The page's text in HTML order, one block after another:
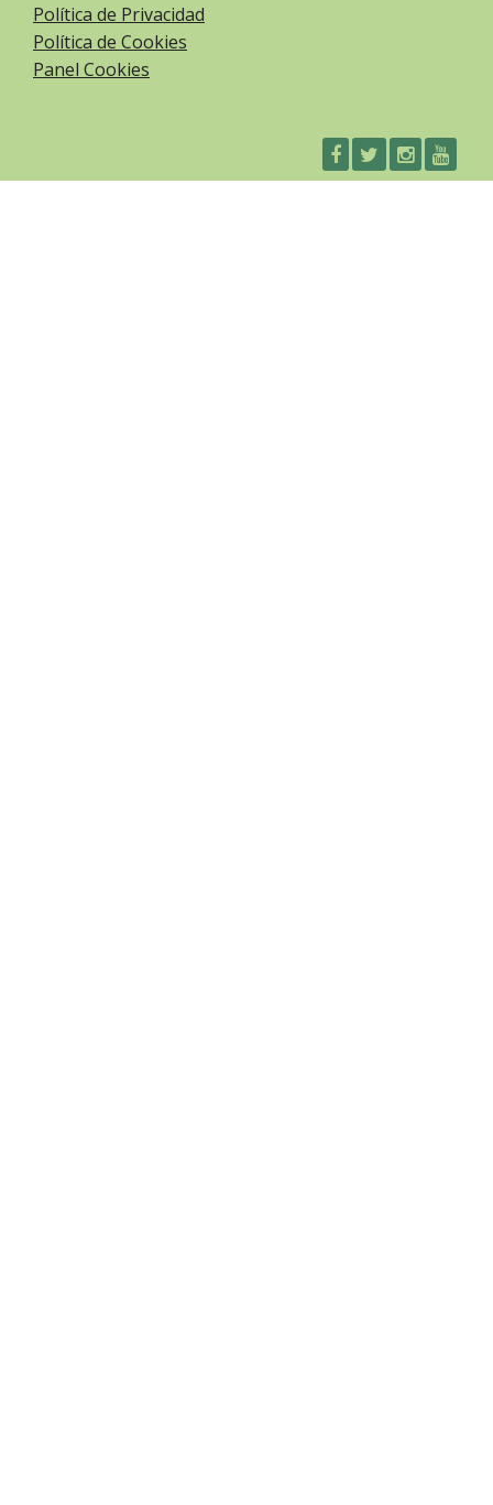
Política de Privacidad
Política de Cookies
Panel Cookies